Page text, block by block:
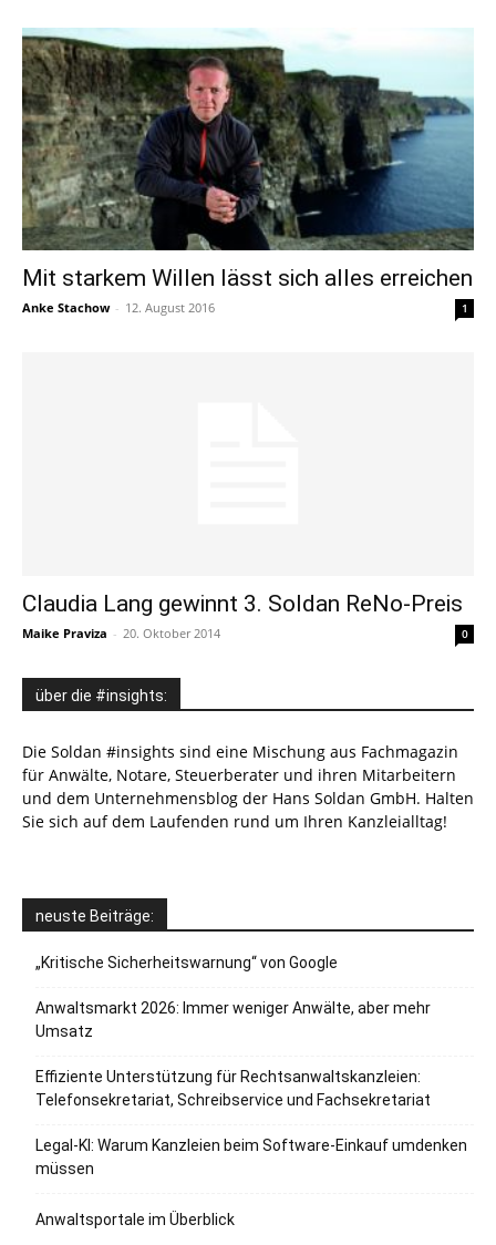
Mit starkem Willen lässt sich alles erreichen
Anke Stachow - 12. August 2016 1
Claudia Lang gewinnt 3. Soldan ReNo-Preis
Maike Praviza - 20. Oktober 2014 0
über die #insights:
Die Soldan #insights sind eine Mischung aus Fachmagazin
für Anwälte, Notare, Steuerberater und ihren Mitarbeitern
und dem Unternehmensblog der Hans Soldan GmbH. Halten
Sie sich auf dem Laufenden rund um Ihren Kanzleialltag!
neuste Beiträge:
„Kritische Sicherheitswarnung“ von Google
Anwaltsmarkt 2026: Immer weniger Anwälte, aber mehr
Umsatz
Effiziente Unterstützung für Rechtsanwaltskanzleien:
Telefonsekretariat, Schreibservice und Fachsekretariat
Legal-KI: Warum Kanzleien beim Software-Einkauf umdenken
müssen
Anwaltsportale im Überblick